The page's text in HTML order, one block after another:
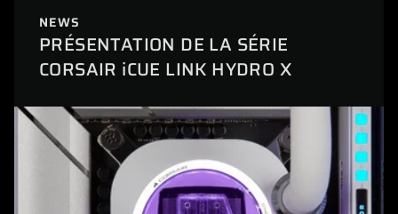
NEWS
PRÉSENTATION DE LA SÉRIE
CORSAIR iCUE LINK HYDRO X